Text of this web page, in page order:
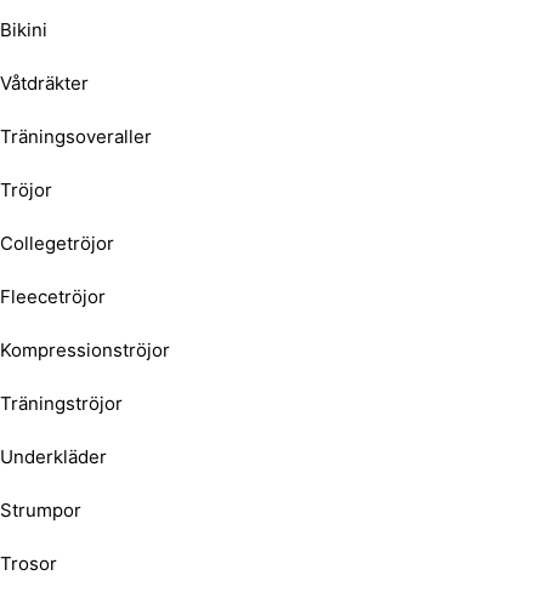
Bikini
Våtdräkter
Träningsoveraller
Tröjor
Collegetröjor
Fleecetröjor
Kompressionströjor
Träningströjor
Underkläder
Strumpor
Trosor